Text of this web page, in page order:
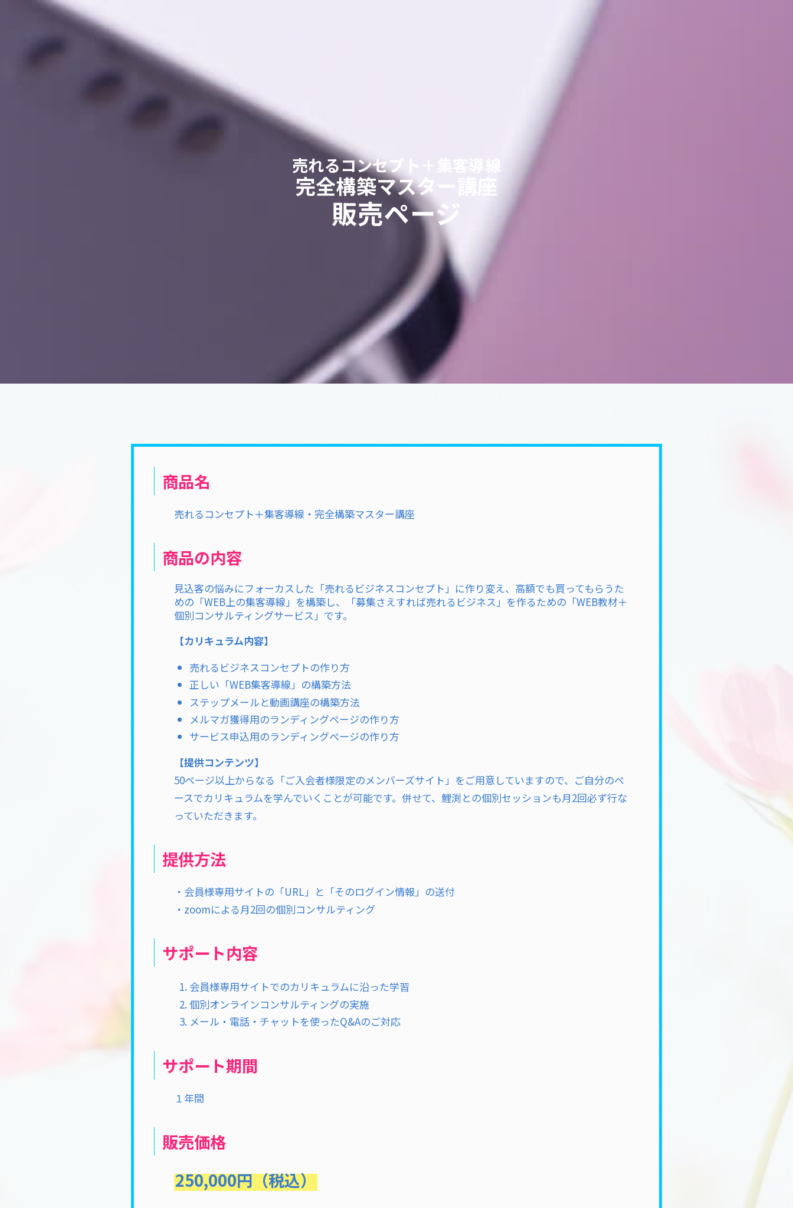
売れるコンセプト＋集客導線
完全構築マスター講座
販売ページ
商品名
売れるコンセプト＋集客導線・完全構築マスター講座
商品の内容
見込客の悩みにフォーカスした「売れるビジネスコンセプト」に作り変え、高額でも買ってもらうた
めの「WEB上の集客導線」を構築し、「募集さえすれば売れるビジネス」を作るための「WEB教材＋
個別コンサルティングサービス」です。
【カリキュラム内容】
売れるビジネスコンセプトの作り方
正しい「WEB集客導線」の構築方法
ステップメールと動画講座の構築方法
メルマガ獲得用のランディングページの作り方
サービス申込用のランディングページの作り方
【提供コンテンツ】
50ページ以上からなる「ご入会者様限定のメンバーズサイト」をご用意していますので、ご自分のペ
ースでカリキュラムを学んでいくことが可能です。併せて、鯉渕との個別セッションも月2回必ず行な
っていただきます。
提供方法
・会員様専用サイトの「URL」と「そのログイン情報」の送付
・zoomによる月2回の個別コンサルティング
サポート内容
会員様専用サイトでのカリキュラムに沿った学習
個別オンラインコンサルティングの実施
メール・電話・チャットを使ったQ&Aのご対応
サポート期間
１年間
販売価格
250,000円（税込）